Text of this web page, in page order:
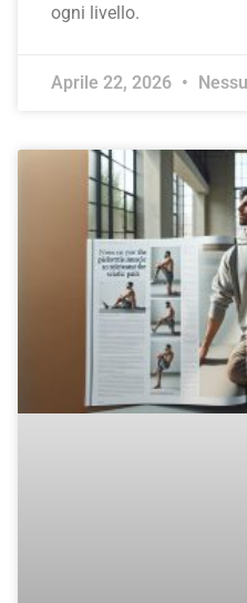
ogni livello.
Aprile 22, 2026